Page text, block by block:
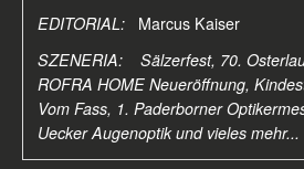
EDITORIAL:
Marcus Kaiser
SZENERIA: Sälzerfest, 70.
ROFRA HOME Neueröffnung,
Vom Fass, 1. Paderborner
Uecker Augenoptik und vieles mehr...